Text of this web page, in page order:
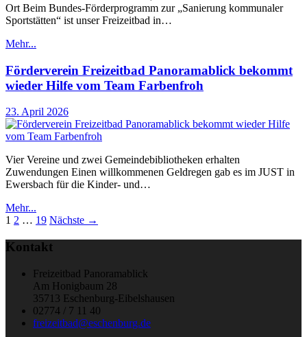
Ort Beim Bundes-Förderprogramm zur „Sanierung kommunaler
Sportstätten“ ist unser Freizeitbad in…
Mehr...
Förderverein Freizeitbad Panoramablick bekommt
wieder Hilfe vom Team Farbenfroh
23. April 2026
Vier Vereine und zwei Gemeindebibliotheken erhalten
Zuwendungen Einen willkommenen Geldregen gab es im JUST in
Ewersbach für die Kinder- und…
Mehr...
1 2 … 19 Nächste →
Kontakt
Freizeitbad Panoramablick
Am Honigbaum 28
35713 Eschenburg-Eibelshausen
02774 / 7 11 40
freizeitbad@eschenburg.de